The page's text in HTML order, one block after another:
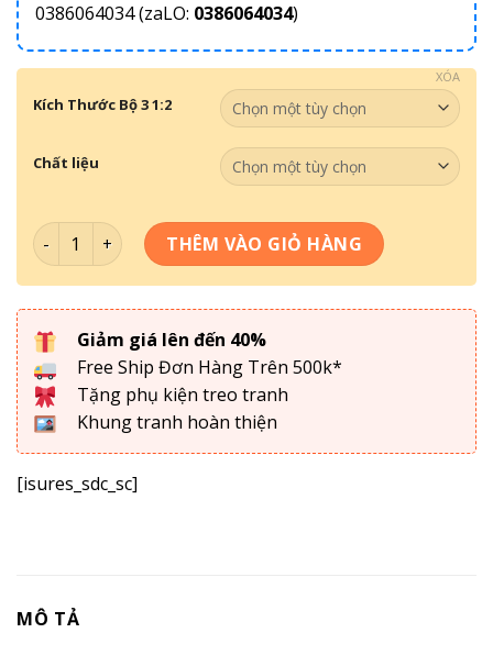
0386064034 (zaLO: 0386064034)
Kích Thước Bộ 3 1:2
Chất liệu
XÓA
Bộ 3 Tranh Sơn Dầu Hiện Đại SD-011 số lượng
THÊM VÀO GIỎ HÀNG
Giảm giá lên đến 40%
Free Ship Đơn Hàng Trên 500k*
Tặng phụ kiện treo tranh
Khung tranh hoàn thiện
[isures_sdc_sc]
MÔ TẢ